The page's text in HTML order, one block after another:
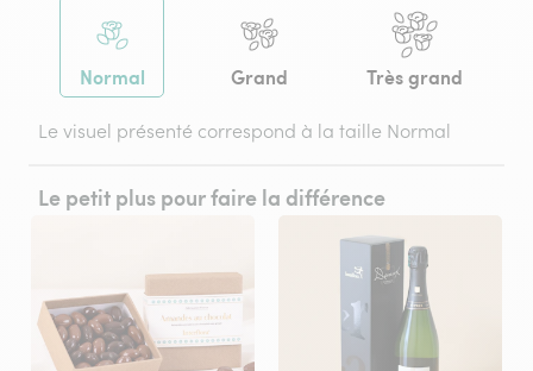
Normal Grand Très grand
Le visuel présenté correspond à la taille Normal
Le petit plus pour faire la différence